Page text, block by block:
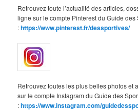
Retrouvez toute l’actualité des articles,
ligne sur le compte Pinterest du Guide des
:https://www.pinterest.fr/dessportives/
Retrouvez toutes les plus belles photos et
sur le compte Instagram du Guide des
:https://www.instagram.com/